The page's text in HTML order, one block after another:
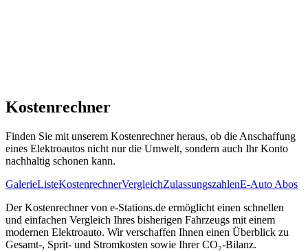
Kostenrechner
Finden Sie mit unserem Kostenrechner heraus, ob die Anschaffung
eines Elektroautos nicht nur die Umwelt, sondern auch Ihr Konto
nachhaltig schonen kann.
GalerieListeKostenrechnerVergleichZulassungszahlenE-Auto Abos
Der Kostenrechner von e-Stations.de ermöglicht einen schnellen
und einfachen Vergleich Ihres bisherigen Fahrzeugs mit einem
modernen Elektroauto. Wir verschaffen Ihnen einen Überblick zu
Gesamt-, Sprit- und Stromkosten sowie Ihrer CO₂-Bilanz.